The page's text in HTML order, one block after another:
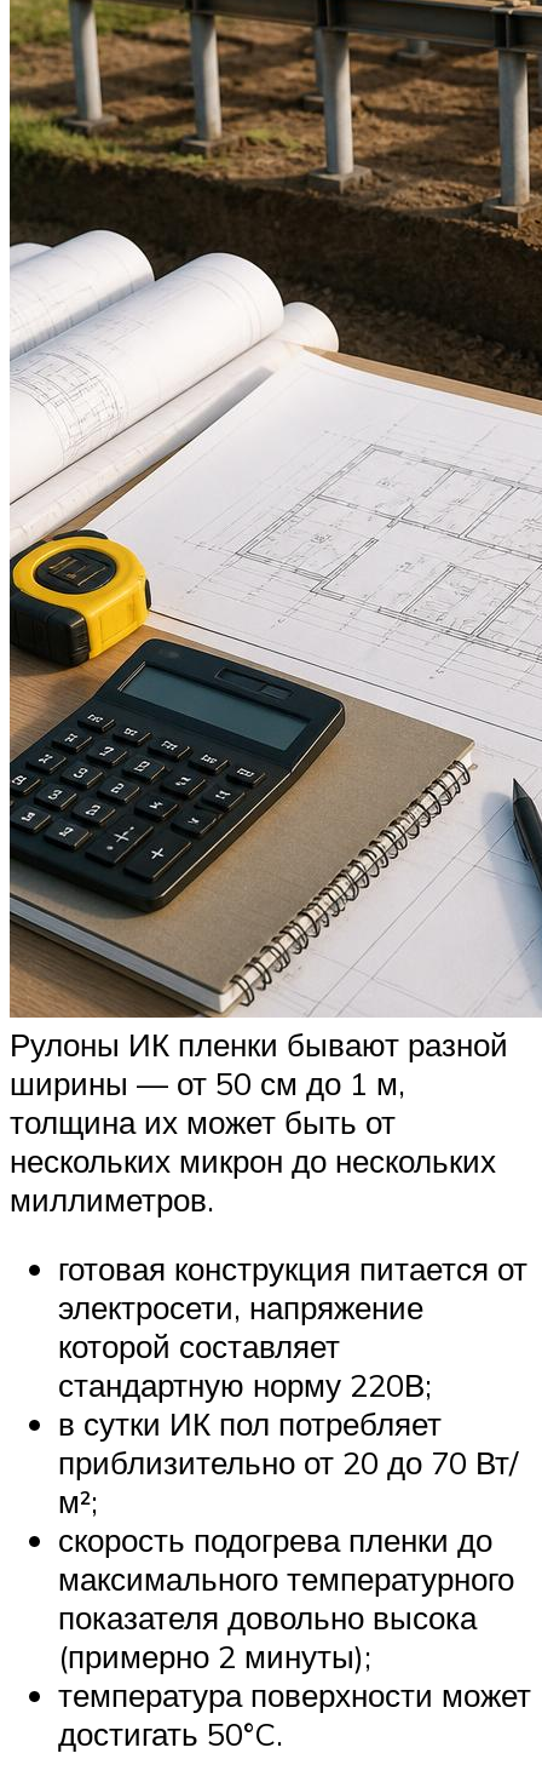
Рулоны ИК пленки бывают разной
ширины — от 50 см до 1 м,
толщина их может быть от
нескольких микрон до нескольких
миллиметров.
готовая конструкция питается от
электросети, напряжение
которой составляет
стандартную норму 220В;
в сутки ИК пол потребляет
приблизительно от 20 до 70 Вт/
м²;
скорость подогрева пленки до
максимального температурного
показателя довольно высока
(примерно 2 минуты);
температура поверхности может
достигать 50°C.